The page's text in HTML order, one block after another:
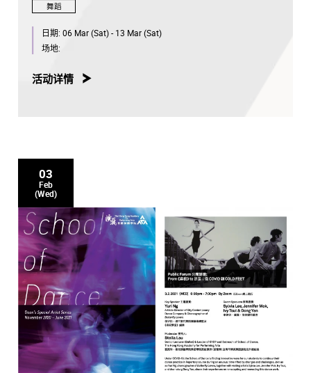
舞蹈
日期: 06 Mar (Sat) - 13 Mar (Sat)
场地:
活动详情
03
Feb
(Wed)